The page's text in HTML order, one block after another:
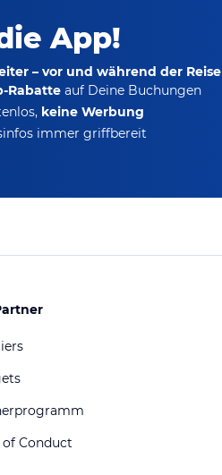
App!
– vor und während der Reise
Rabatte auf Deine Buchungen
keine Werbung
immer griffbereit
of Conduct